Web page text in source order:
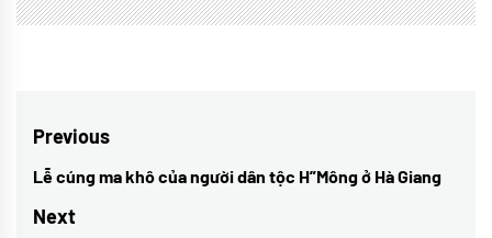
Điều
hướng
bài
Previous
Previous
post:
Lễ cúng ma khô của người dân tộc H”Mông ở Hà Giang
Next